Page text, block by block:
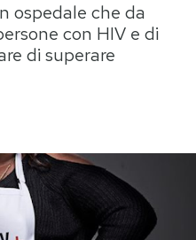
Media
Europa
ospedale che da
con HIV e di
di superare